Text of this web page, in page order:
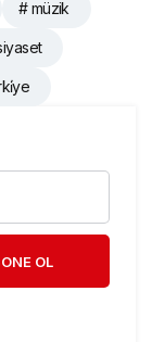
# müzik
OL